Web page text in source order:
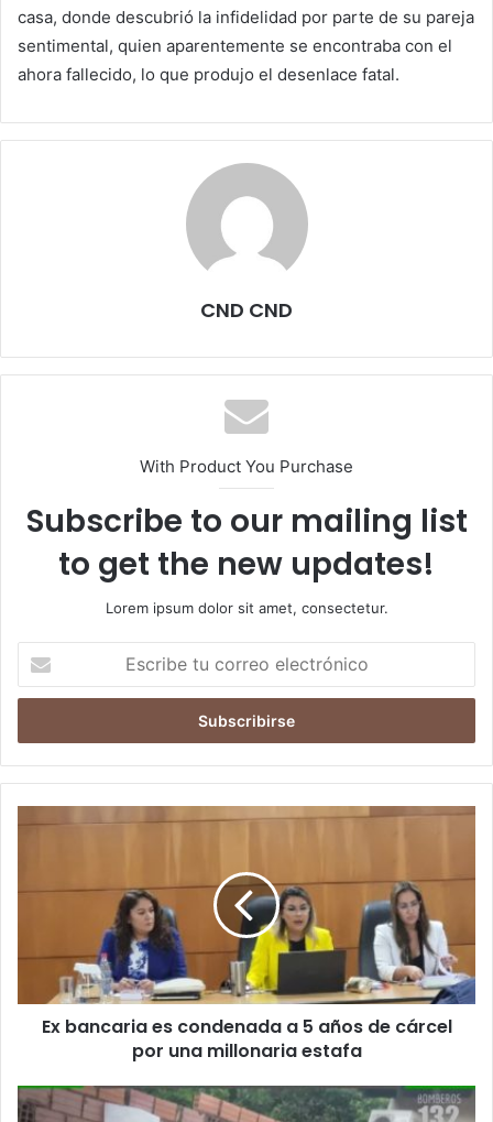
casa, donde descubrió la infidelidad por parte de su pareja
sentimental, quien aparentemente se encontraba con el
ahora fallecido, lo que produjo el desenlace fatal.
CND CND
With Product You Purchase
Subscribe to our mailing list
to get the new updates!
Lorem ipsum dolor sit amet, consectetur.
correo
Ex bancaria es condenada a 5 años de cárcel
por una millonaria estafa